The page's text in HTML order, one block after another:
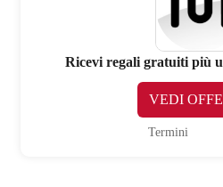
Ricevi regali gratuiti più
VEDI
Termini